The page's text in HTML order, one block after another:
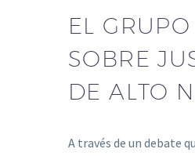
EL
SOBRE
DE ALTO
A través de un debate